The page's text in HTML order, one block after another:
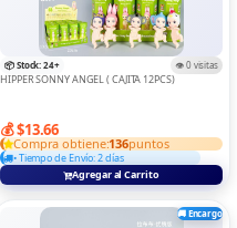
📦 Stock: 24+ 👁️ 0 visitas
HIPPER SONNY ANGEL ( CAJITA 12PCS)
💰 $13.66
Compra obtiene:136puntos
• Tiempo de Envío: 2 días
Agregar al Carrito
🚚 Encargo